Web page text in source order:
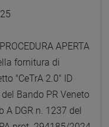
APERTA
fornitura di
"CeTrA 2.0" ID
Bando PR Veneto
A DGR n. 1237 del